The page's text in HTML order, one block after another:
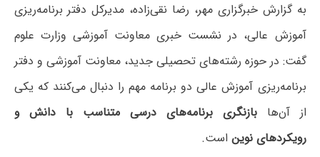
به گزارش خبرگزاری مهر، رضا نقی‌زاده، مدیرکل دفتر برنامه‌ریزی
آموزش عالی، در نشست خبری معاونت آموزشی وزارت علوم
گفت: در حوزه رشته‌های تحصیلی جدید، معاونت آموزشی و دفتر
برنامه‌ریزی آموزش عالی دو برنامه مهم را دنبال می‌کنند که یکی
از آن‌ها بازنگری برنامه‌های درسی متناسب با دانش و
رویکردهای نوین است.